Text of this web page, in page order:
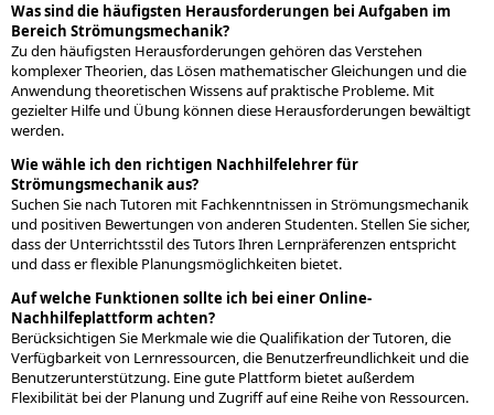
Was sind die häufigsten Herausforderungen bei Aufgaben im
Bereich Strömungsmechanik?
Zu den häufigsten Herausforderungen gehören das Verstehen
komplexer Theorien, das Lösen mathematischer Gleichungen und die
Anwendung theoretischen Wissens auf praktische Probleme. Mit
gezielter Hilfe und Übung können diese Herausforderungen bewältigt
werden.
Wie wähle ich den richtigen Nachhilfelehrer für
Strömungsmechanik aus?
Suchen Sie nach Tutoren mit Fachkenntnissen in Strömungsmechanik
und positiven Bewertungen von anderen Studenten. Stellen Sie sicher,
dass der Unterrichtsstil des Tutors Ihren Lernpräferenzen entspricht
und dass er flexible Planungsmöglichkeiten bietet.
Auf welche Funktionen sollte ich bei einer Online-
Nachhilfeplattform achten?
Berücksichtigen Sie Merkmale wie die Qualifikation der Tutoren, die
Verfügbarkeit von Lernressourcen, die Benutzerfreundlichkeit und die
Benutzerunterstützung. Eine gute Plattform bietet außerdem
Flexibilität bei der Planung und Zugriff auf eine Reihe von Ressourcen.